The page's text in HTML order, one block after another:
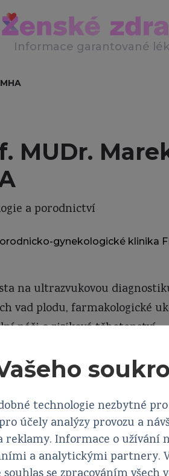
Informace garantované
MUDr.
a porodnictví
gynekologické klinika
na ultrazvukovou
vad plodu, farmakologické
péči o riziková těhotenství.
diagnostiky České
Evangelisty Purkyně (ČLS
technologie nezbytné
účely analýzy provozu a
reklamy. Informace o užívání
a analytickými partnery.